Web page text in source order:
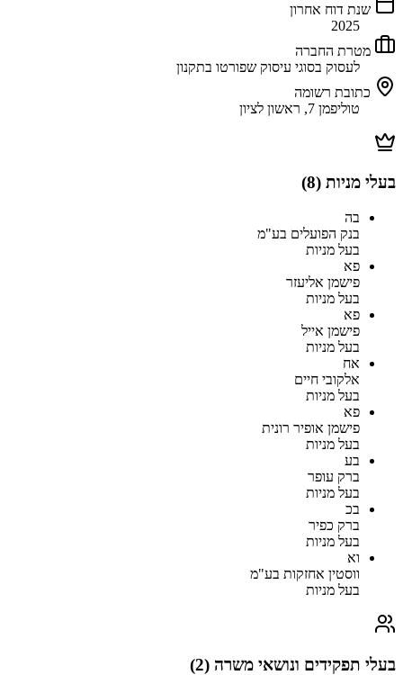
שנת דוח אחרון
2025
מטרת החברה
לעסוק בסוגי עיסוק שפורטו בתקנון
כתובת רשומה
טוליפמן 7, ראשון לציון
בעלי מניות (8
)
בה
בנק הפועלים בע"מ
בעל מניות
פא
פישמן אליעזר
בעל מניות
פא
פישמן אייל
בעל מניות
אח
אלקובי חיים
בעל מניות
פא
פישמן אופיר רונית
בעל מניות
בע
ברק עופר
בעל מניות
בכ
ברק כפיר
בעל מניות
וא
ווסטין אחזקות בע"מ
בעל מניות
בעלי תפקידים ונושאי משרה (2
)